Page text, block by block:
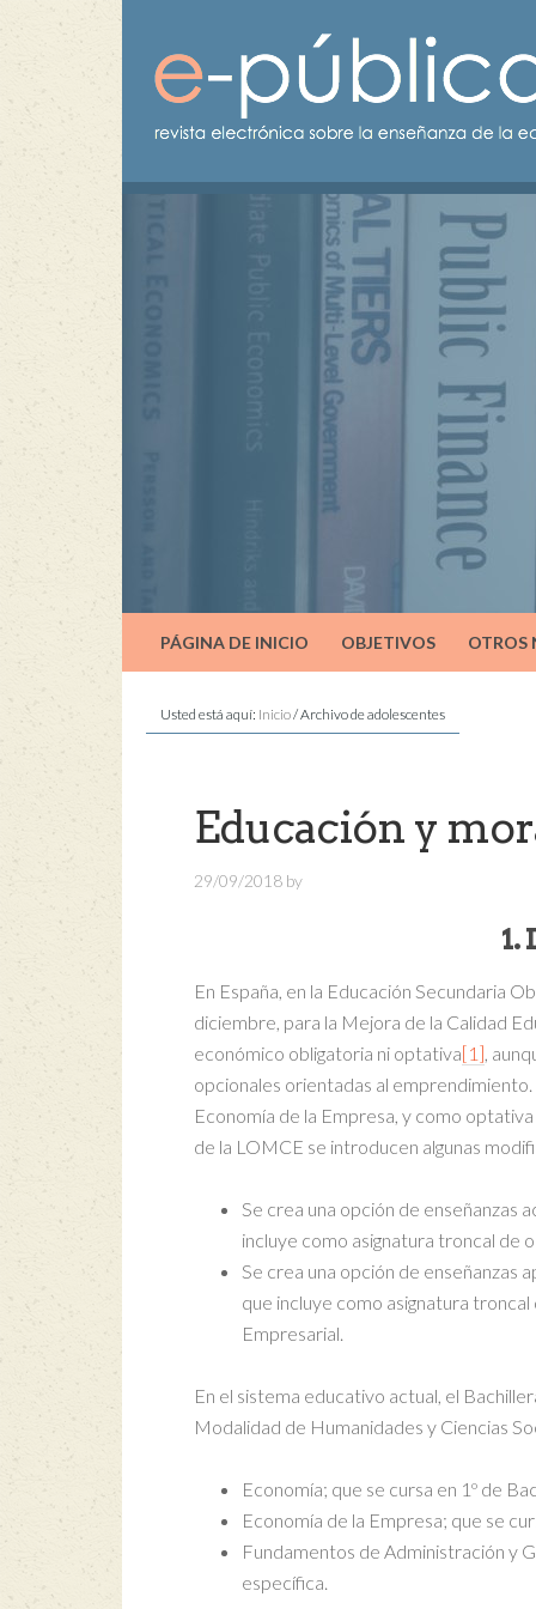
PÁGINA DE INICIO OBJETIVOS OTROS
Usted está aquí: Inicio/Archivo de adolescentes
Educación y
29/09/2018 by
1.
En España, en la Educación Secundaria
diciembre, para la Mejora de la Calidad
económico obligatoria ni optativa[1],
opcionales orientadas al
Economía de la Empresa, y como
de la LOMCE se introducen algunas
Se crea una opción de enseñanzas
incluye como asignatura troncal de
Se crea una opción de enseñanzas
que incluye como asignatura
Empresarial.
En el sistema educativo actual, el
Modalidad de Humanidades y Ciencias
Economía; que se cursa en 1º de
Economía de la Empresa; que se
Fundamentos de Administración y
específica.